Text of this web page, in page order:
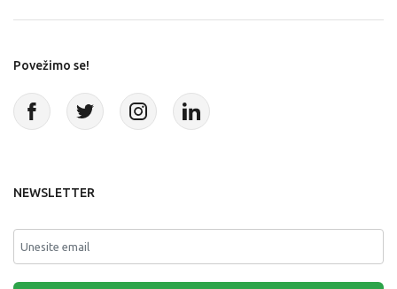
Povežimo se!
NEWSLETTER